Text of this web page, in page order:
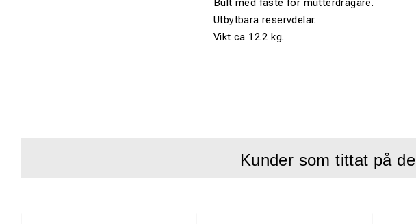
Bult med fäste för mutterdragare.
Utbytbara reservdelar.
Vikt ca 12.2 kg.
Kunder som tittat på